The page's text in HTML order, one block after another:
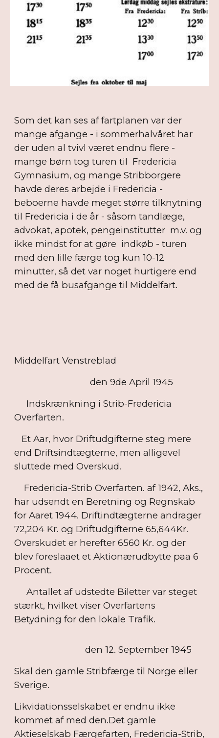
Som det kan ses af fartplanen var der
mange afgange - i sommerhalvåret har
der uden al tvivl været endnu flere -
mange børn tog turen til Fredericia
Gymnasium, og mange Stribborgere
havde deres arbejde i Fredericia -
beboerne havde meget større tilknytning
til Fredericia i de år - såsom tandlæge,
advokat, apotek, pengeinstitutter m.v. og
ikke mindst for at gøre indkøb - turen
med den lille færge tog kun 10-12
minutter, så det var noget hurtigere end
med de få busafgange til Middelfart.
Middelfart Venstreblad
den 9de April 1945
Indskrænkning i Strib-Fredericia
Overfarten.
Et Aar, hvor Driftudgifterne steg mere
end Driftsindtægterne, men alligevel
sluttede med Overskud.
Fredericia-Strib Overfarten. af 1942, Aks.,
har udsendt en Beretning og Regnskab
for Aaret 1944. Driftindtægterne andrager
72,204 Kr. og Driftudgifterne 65,644Kr.
Overskudet er herefter 6560 Kr. og der
blev foreslaaet et Aktionærudbytte paa 6
Procent.
Antallet af udstedte Biletter var steget
stærkt, hvilket viser Overfartens
Betydning for den lokale Trafik.
den 12. September 1945
Skal den gamle Stribfærge til Norge eller
Sverige.
Likvidationsselskabet er endnu ikke
kommet af med den.Det gamle
Aktieselskab Færgefarten, Fredericia-Strib,